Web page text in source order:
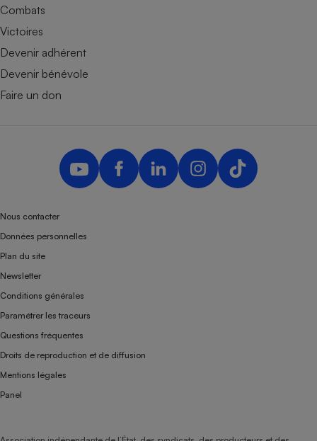
Combats
Victoires
Devenir adhérent
Devenir bénévole
Faire un don
Nous contacter
Données personnelles
Plan du site
Newsletter
Conditions générales
Paramétrer les traceurs
Questions fréquentes
Droits de reproduction et de diffusion
Mentions légales
Panel